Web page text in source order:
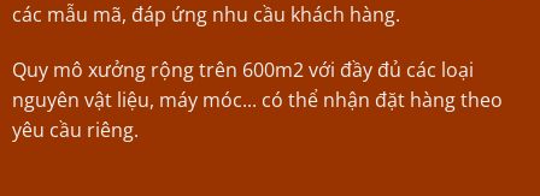
các mẫu mã, đáp ứng nhu cầu khách hàng.
Quy mô xưởng rộng trên 600m2 với đầy đủ các loại
nguyên vật liệu, máy móc... có thể nhận đặt hàng theo
yêu cầu riêng.